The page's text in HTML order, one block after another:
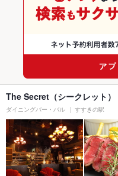
The Secret（シークレット）
ダイニングバー・バル すすきの駅